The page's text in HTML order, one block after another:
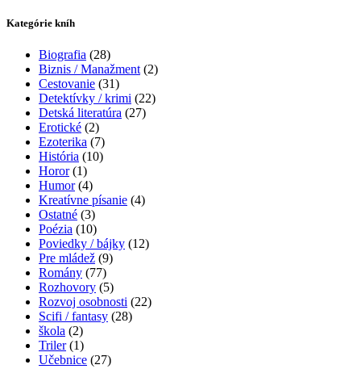
Kategórie kníh
Biografia (28)
Biznis / Manažment (2)
Cestovanie (31)
Detektívky / krimi (22)
Detská literatúra (27)
Erotické (2)
Ezoterika (7)
História (10)
Horor (1)
Humor (4)
Kreatívne písanie (4)
Ostatné (3)
Poézia (10)
Poviedky / bájky (12)
Pre mládež (9)
Romány (77)
Rozhovory (5)
Rozvoj osobnosti (22)
Scifi / fantasy (28)
škola (2)
Triler (1)
Učebnice (27)